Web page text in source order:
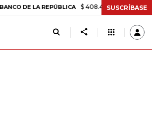
LA REPÚBLICA $ 408.498,97 +$ 8.753,81
SUSCRÍBASE